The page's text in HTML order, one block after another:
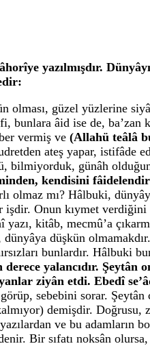
yazılmışdır.
olması, güzel yüzlerine
bunlara âid ise de,
vermiş ve (Allahü teâlâ
ateş yapar,
bilmiyorduk, günâh
kendisini
olmaz mı? Hâlbuki,
Onun kıymet
kitâb, mecmû’a
düşkün
bunlardır. Hâlbuki
yalancıdır.
ziyân etdi. Ebedî
sebebini sorar.
demişdir. Doğrusu,
ve bu
Bir sıfatı noksân